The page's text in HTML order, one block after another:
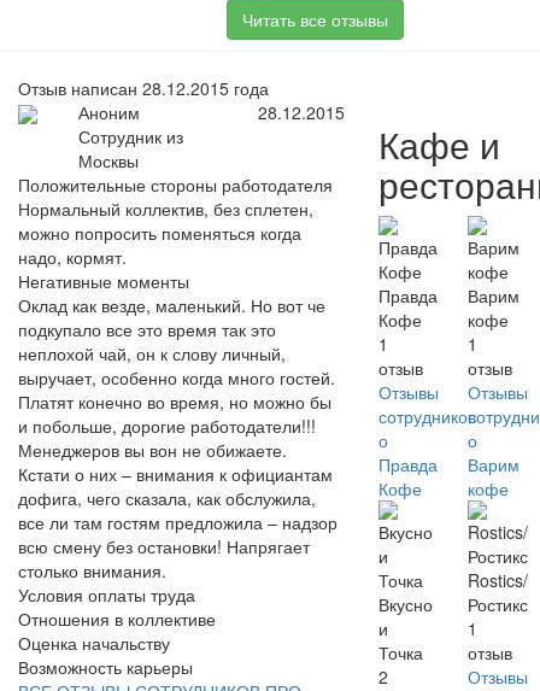
Читать все отзывы
Отзыв написан 28.12.2015 года
Аноним
Сотрудник из
Москвы
28.12.2015
Положительные стороны работодателя
Нормальный коллектив, без сплетен,
можно попросить поменяться когда
надо, кормят.
Негативные моменты
Оклад как везде, маленький. Но вот че
подкупало все это время так это
неплохой чай, он к слову личный,
выручает, особенно когда много гостей.
Платят конечно во время, но можно бы
и побольше, дорогие работодатели!!!
Менеджеров вы вон не обижаете.
Кстати о них – внимания к официантам
дофига, чего сказала, как обслужила,
все ли там гостям предложила – надзор
всю смену без остановки! Напрягает
столько внимания.
Условия оплаты труда
Отношения в коллективе
Оценка начальству
Возможность карьеры
Кафе и
Правда
Кофе
1
отзыв
Отзывы
сотрудников
о
Правда
Кофе
Варим
кофе
1
отзыв
Отзывы
о
Варим
кофе
Вкусно
и
Точка
2
Rostics/
Ростикс
1
отзыв
Отзывы